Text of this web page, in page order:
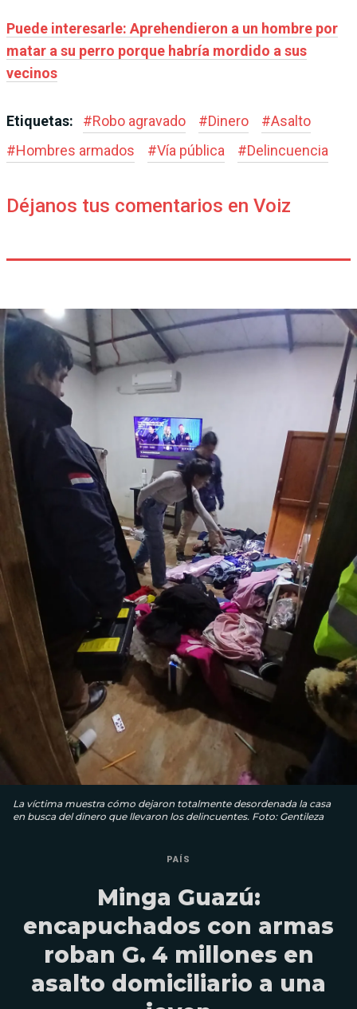
Puede interesarle: Aprehendieron a un hombre por
matar a su perro porque habría mordido a sus
vecinos
Etiquetas: #Robo agravado #Dinero #Asalto
#Hombres armados #Vía pública #Delincuencia
Déjanos tus comentarios en Voiz
La víctima muestra cómo dejaron totalmente desordenada la casa
en busca del dinero que llevaron los delincuentes. Foto: Gentileza
PAÍS
Minga Guazú:
encapuchados con armas
roban G. 4 millones en
asalto domiciliario a una